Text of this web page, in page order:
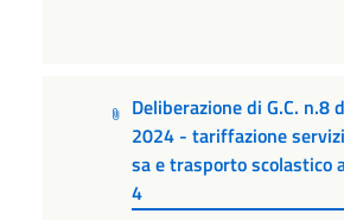
Deliberazione di G.C. n.8
2024 - tariffazione
sa e trasporto scolastico
4